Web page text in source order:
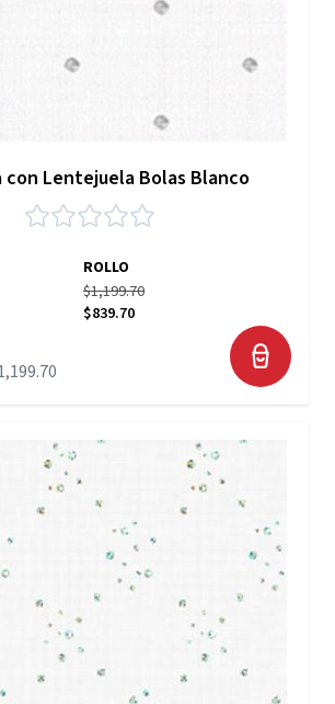
con Lentejuela Bolas Blanco
ROLLO
$1,199.70
$839.70